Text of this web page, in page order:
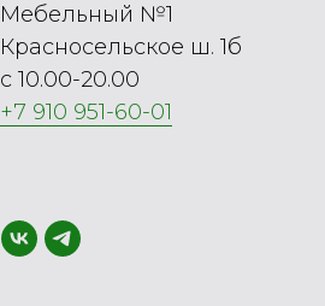
Мебельный №1
Красносельское ш. 1б
с 10.00-20.00
+7 910 951-60-01